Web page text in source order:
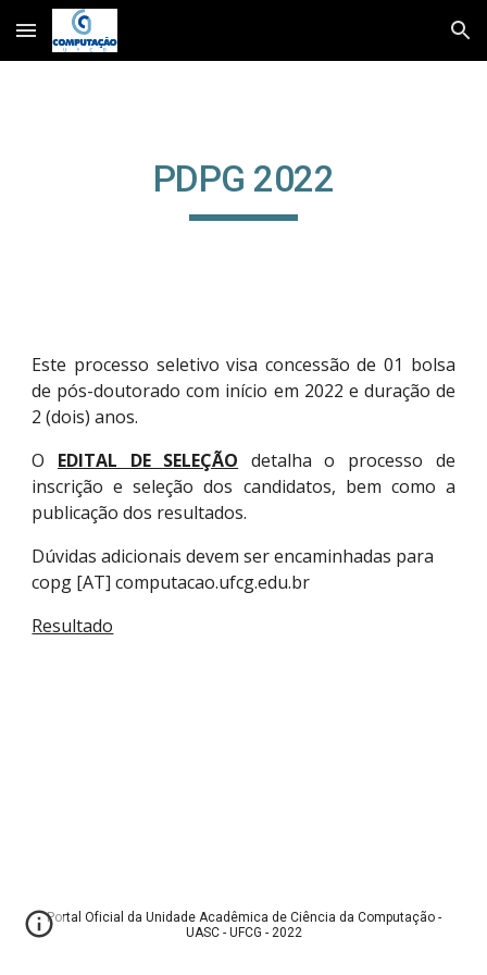
Skip to main content Skip to navigation
PDPG 2022
Este processo seletivo visa concessão de 01 bolsa
de pós-doutoradocom início em 2022 e duração de
2 (dois) anos.
O EDITAL DE SELEÇÃO detalha o processo de
inscrição e seleção dos candidatos, bem como a
publicação dos resultados.
Dúvidas adicionais devem ser encaminhadas para
copg [AT] computacao.ufcg.edu.br
Resultado
Portal Oficial da Unidade Acadêmica de Ciência da Computação -
UASC - UFCG - 2022